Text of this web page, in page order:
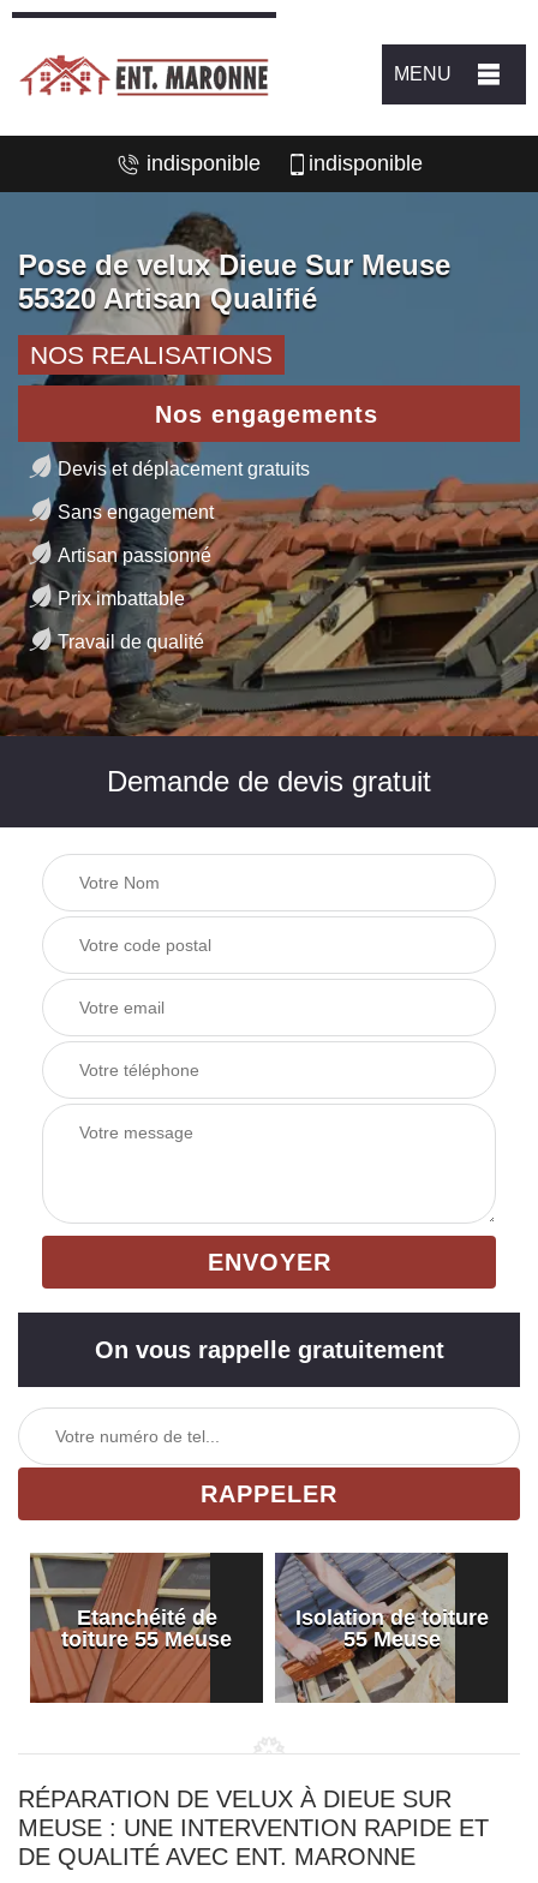
MENU
indisponible indisponible
Pose de velux Dieue Sur Meuse
55320 Artisan Qualifié
NOS REALISATIONS
Nos engagements
Devis et déplacement gratuits
Sans engagement
Artisan passionné
Prix imbattable
Travail de qualité
Demande de devis gratuit
On vous rappelle gratuitement
Etanchéité de
toiture 55 Meuse
Isolation de toiture
55 Meuse
RÉPARATION DE VELUX À DIEUE SUR
MEUSE : UNE INTERVENTION RAPIDE ET
DE QUALITÉ AVEC ENT. MARONNE